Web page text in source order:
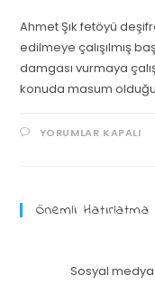
Ahmet Şık fetöyü
edilmeye çalışılmış
damgası vurmaya
konuda masum
YORUMLAR KAPALI
Önemli Hatırlatma
Sosyal